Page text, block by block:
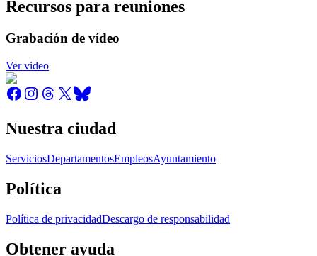
Recursos para reuniones
Grabación de vídeo
Ver video
Nuestra ciudad
ServiciosDepartamentosEmpleosAyuntamiento
Política
Política de privacidadDescargo de responsabilidad
Obtener ayuda